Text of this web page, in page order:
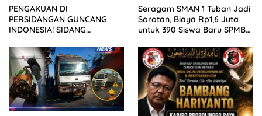
PENGAKUAN DI
PERSIDANGAN GUNCANG
INDONESIA! SIDANG
KELUARGA KORBAN
MENGAMUK DI PN MALANG
Seragam SMAN 1 Tuban Jadi
Sorotan, Biaya Rp1,6 Juta
untuk 390 Siswa Baru SPMB